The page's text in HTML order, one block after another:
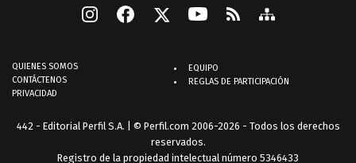
QUIENES SOMOS
CONTÁCTENOS
PRIVACIDAD
EQUIPO
REGLAS DE PARTICIPACIÓN
442 - Editorial Perfil S.A. | © Perfil.com 2006-2026 - Todos los derechos
reservados.
Registro de la propiedad intelectual número 5346433